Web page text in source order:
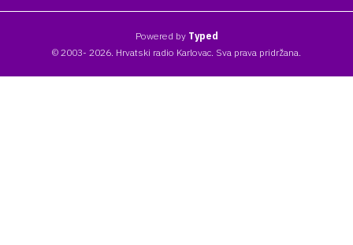
Powered by Typed
© 2003- 2026. Hrvatski radio Karlovac. Sva prava pridržana.